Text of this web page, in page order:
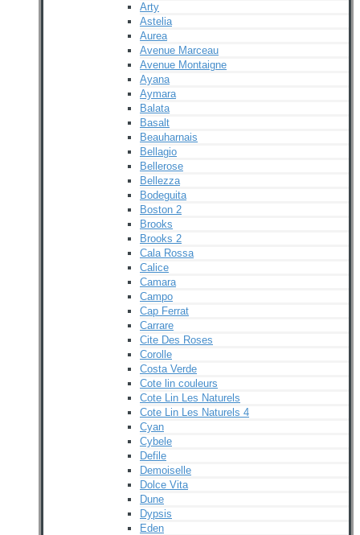
Arty
Astelia
Aurea
Avenue Marceau
Avenue Montaigne
Ayana
Aymara
Balata
Basalt
Beauharnais
Bellagio
Bellerose
Bellezza
Bodeguita
Boston 2
Brooks
Brooks 2
Cala Rossa
Calice
Camara
Campo
Cap Ferrat
Carrare
Cite Des Roses
Corolle
Costa Verde
Cote lin couleurs
Cote Lin Les Naturels
Cote Lin Les Naturels 4
Cyan
Cybele
Defile
Demoiselle
Dolce Vita
Dune
Dypsis
Eden